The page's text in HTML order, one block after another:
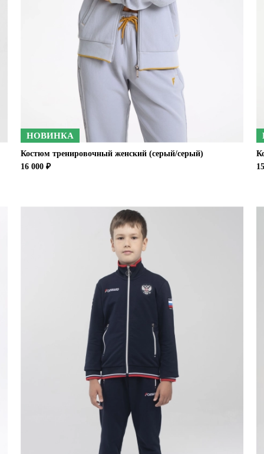
НОВИНКА
Костюм тренировочный женский (серый/серый)
16 000 ₽